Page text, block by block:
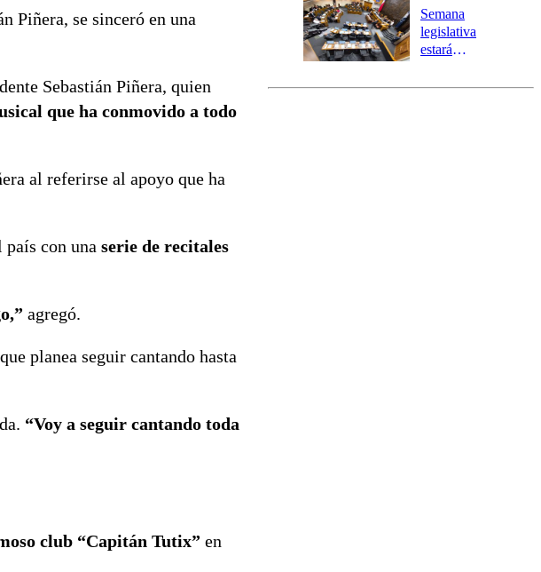
Piñera, se sinceró en una
Sebastián Piñera, quien
que ha conmovido a todo
al referirse al apoyo que ha
con una serie de recitales
agregó.
planea seguir cantando hasta
“Voy a seguir cantando toda
club “Capitán Tutix” en
Preventiva en
tres comunas
Semana
legislativa
estará
el fin de la